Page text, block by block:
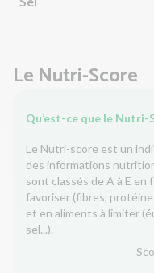
Le Nutri-Score
Qu’est-ce que le Nutri-
Le Nutri-score est un
des informations
sont classés de A à E
favoriser (fibres,
et en aliments à limiter
sel...).